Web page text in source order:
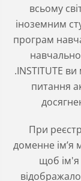
всьому
іноземним
програм
.INSTITUTE
питання
При
доменне ім’я
щоб ім'я